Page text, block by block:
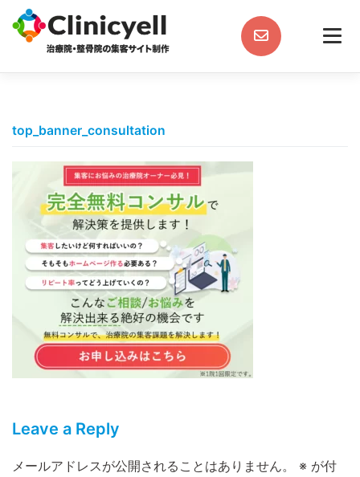
content
top_banner_consultation
Leave a Reply
メールアドレスが公開されることはありません。 ※ が付